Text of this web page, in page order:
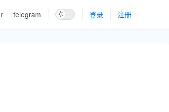
telegram 登录 注册